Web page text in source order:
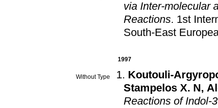
via Inter-molecular
Reactions. 1st
South-East
1997
Without Type
Koutouli-
Stampelos X. N ,
Reactions of Indol-